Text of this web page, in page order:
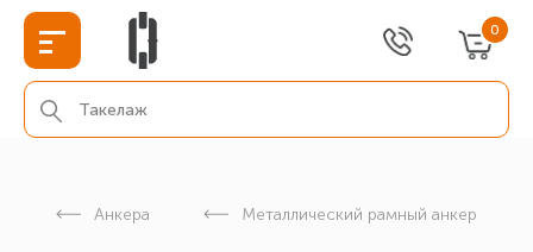
0
Анкера Металлический рамный анкер